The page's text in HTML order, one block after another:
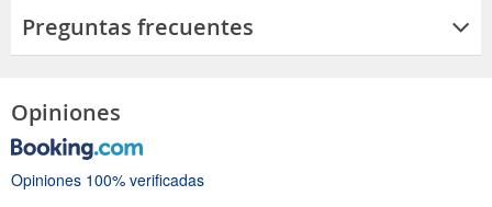
Preguntas frecuentes
Opiniones
Opiniones 100% verificadas